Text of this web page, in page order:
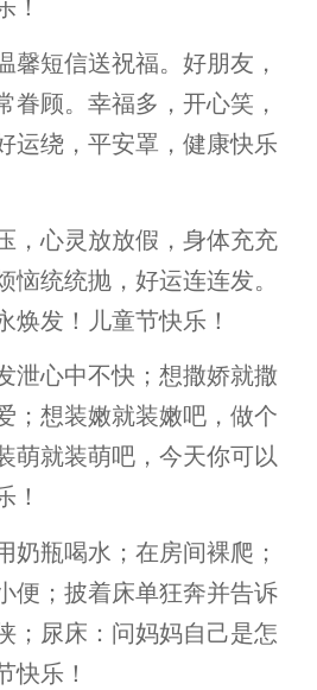
！
馨短信送祝福。好朋友，
眷顾。幸福多，开心笑，
运绕，平安罩，健康快乐
，心灵放放假，身体充充
恼统统抛，好运连连发。
焕发！儿童节快乐！
泄心中不快；想撒娇就撒
；想装嫩就装嫩吧，做个
萌就装萌吧，今天你可以
！
奶瓶喝水；在房间裸爬；
便；披着床单狂奔并告诉
；尿床：问妈妈自己是怎
快乐！